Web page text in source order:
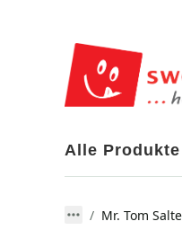
Alle Produkte
Mr. Tom